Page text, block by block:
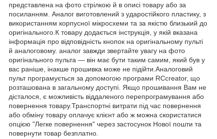
представлена на фото стрілкою й в описі товару або за
посиланням. Аналог виготовлений з ударостійкого пластику, з
використанням корпусної мікросхеми та за якістю близький до
оригінального.К товару додається інструкція, у якій вказана
інформація про відповідність кнопок на оригінальному пульті
й аналоговому. аналог завжди звертайте увагу на фото
оригінального пульта — він має бути таким самим, який був у
вас раніше, інакше прошивка може не підійти.Аналоговий
пульт програмується за допомогою програми RCcreator, що
розташована в загальному доступі. Якщо прошивання Вам не
дісталося, є можливість віддаленого перепрограмування або
повернення товару.Транспортні витрати під час повернення
або обміну товару оплачує клієнт або ж можна скористатися
опцією "Легке повернення" через застосунок Нової пошти та
повернути товар безплатно.